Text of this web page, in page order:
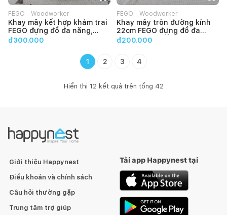
FEGO - Woodworker
Khay mây kết hợp khảm trai
FEGO đựng đồ đa năng,
trang trí nhà cửa
đ300.000
FEGO - Woodworker
Khay mây tròn đường kính
22cm FEGO đựng đồ đa
năng có tay cầm tiện lợi
đ200.000
1 2 3 4
Hiển thị 12 kết quả trên tổng 42
Giới thiệu Happynest
Điều khoản và chính sách
Câu hỏi thường gặp
Trung tâm trợ giúp
Tải app Happynest tại